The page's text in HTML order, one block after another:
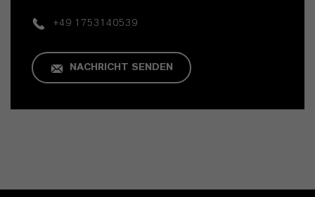
+49 1753140539
NACHRICHT SENDEN